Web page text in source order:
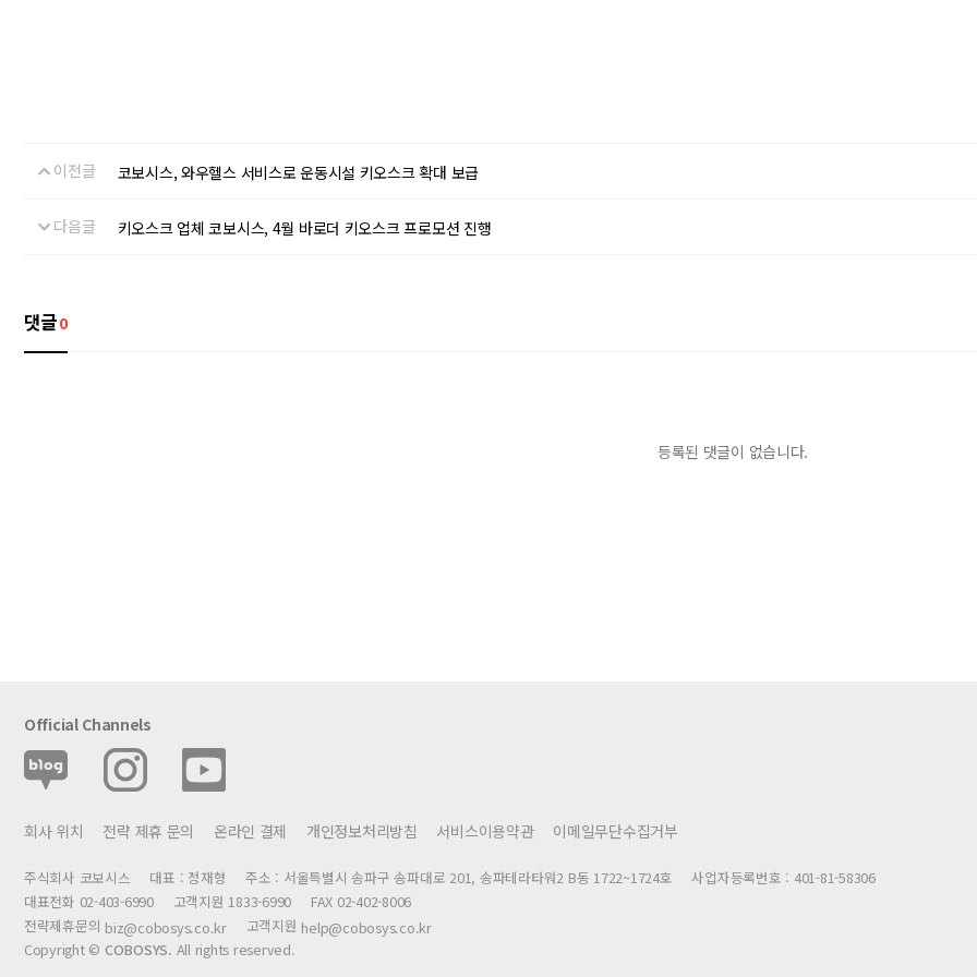
이전글 코보시스, 와우헬스 서비스로 운동시설 키오스크 확대 보급
다음글 키오스크 업체 코보시스, 4월 바로더 키오스크 프로모션 진행
댓글0
등록된 댓글이 없습니다.
Official Channels
회사 위치 전략 제휴 문의 온라인 결제 개인정보처리방침 서비스이용약관 이메일무단수집거부
주식회사 코보시스 대표 : 정재형 주소 : 서울특별시 송파구 송파대로 201, 송파테라타워2 B동 1722~1724호
사업자등록번호 : 401-81-58306
대표전화 02-403-6990
고객지원 1833-6990
FAX 02-402-8006
전략제휴문의 biz@cobosys.co.kr 고객지원 help@cobosys.co.kr
Copyright © COBOSYS. All rights reserved.